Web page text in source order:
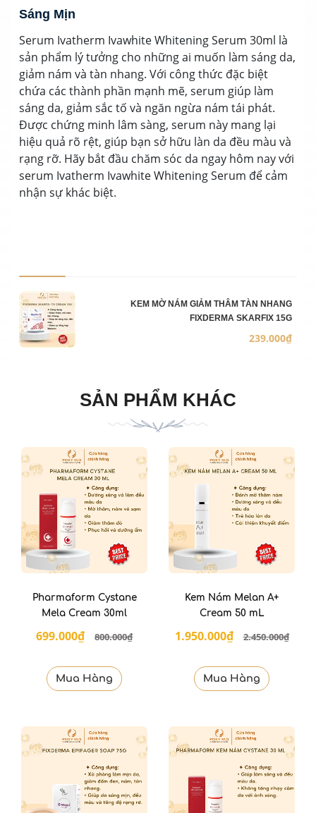
Sáng Mịn
Serum Ivatherm Ivawhite Whitening Serum 30ml là
sản phẩm lý tưởng cho những ai muốn làm sáng da,
giảm nám và tàn nhang. Với công thức đặc biệt
chứa các thành phần mạnh mẽ, serum giúp làm
sáng da, giảm sắc tố và ngăn ngừa nám tái phát.
Được chứng minh lâm sàng, serum này mang lại
hiệu quả rõ rệt, giúp bạn sở hữu làn da đều màu và
rạng rỡ. Hãy bắt đầu chăm sóc da ngay hôm nay với
serum Ivatherm Ivawhite Whitening Serum để cảm
nhận sự khác biệt.
Ảnh sản phẩm
KEM MỜ NÁM GIẢM THÂM TÀN NHANG
FIXDERMA SKARFIX 15G
239.000₫
SẢN PHẨM KHÁC
Pharmaform Cystane
Mela Cream 30ml
699.000₫ 800.000₫
Mua Hàng
Kem Nám Melan A+
Cream 50 mL
1.950.000₫ 2.450.000₫
Mua Hàng